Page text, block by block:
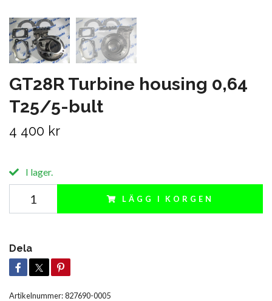
GT28R Turbine housing 0,64
T25/5-bult
4 400 kr
I lager.
LÄGG I KORGEN
Dela
Artikelnummer:827690-0005